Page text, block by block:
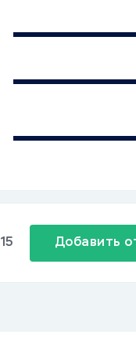
15 Добавить